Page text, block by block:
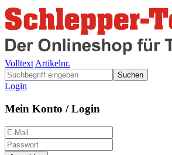
Volltext Artikelnr.
Suchen
Login
Mein Konto / Login